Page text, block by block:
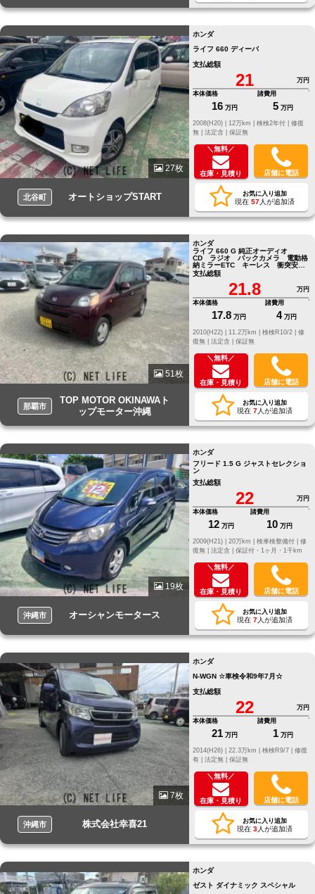
27枚
北谷町 オートショップSTART
ホンダ
ライフ 660 ディーバ
支払総額
21
万円
本体価格
16 万円
諸費用
5 万円
修復
無 | 法定含 | 保証無
＼無料／
在庫・見積り 店舗に電話
お気に入り追加
現在 57人が追加済
51枚
那覇市
TOP MOTOR OKINAWAト
ップモーター沖縄
ホンダ
ライフ 660 G 純正オーディオ
CD ラジオ バックカメラ 電動格
納ミラーETC キーレス 衝突安全
ボディ
支払総額
21.8
万円
本体価格
17.8 万円
諸費用
4 万円
修
復無 | 法定含 | 保証無
＼無料／
在庫・見積り 店舗に電話
お気に入り追加
現在 7人が追加済
19枚
沖縄市 オーシャンモータース
ホンダ
フリード 1.5 G ジャストセレクショ
ン
支払総額
22
万円
本体価格
12 万円
諸費用
10 万円
修
復無 | 法定含 | 保証付・1ヶ月・1千km
＼無料／
在庫・見積り 店舗に電話
お気に入り追加
現在 7人が追加済
7枚
沖縄市 株式会社幸喜21
ホンダ
N-WGN ☆車検令和9年7月☆
支払総額
22
万円
本体価格
21 万円
諸費用
1 万円
修復
有 | 法定無 | 保証無
＼無料／
在庫・見積り 店舗に電話
お気に入り追加
現在 3人が追加済
ホンダ
ゼスト ダイナミック スペシャル